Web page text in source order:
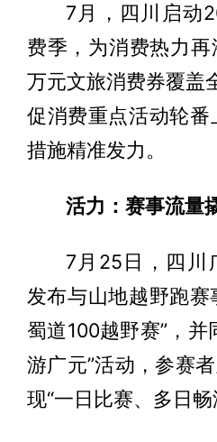
7月，四川启动
费季，为消费热力再
万元文旅消费券覆盖
促消费重点活动轮
措施精准发力。
活力：赛事流量
7月25日，四川
发布与山地越野跑赛
蜀道100越野赛”，并
游广元”活动，参赛
现“一日比赛、多日畅